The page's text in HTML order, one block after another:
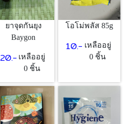
ยาจุดกันยุง
Baygon
20.- เหลืออยู่
0 ชิ้น
โอโม่พลัส 85g
10.- เหลืออยู่
0 ชิ้น